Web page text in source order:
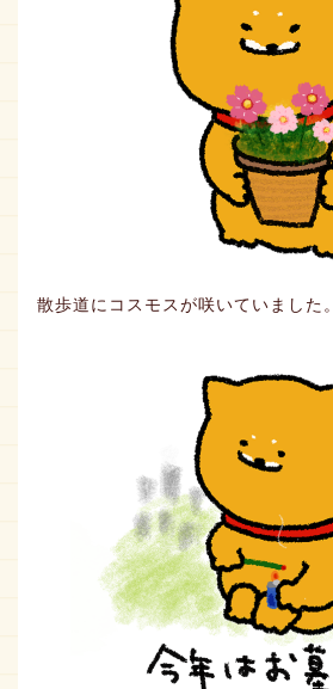
散歩道にコスモスが咲いていました。